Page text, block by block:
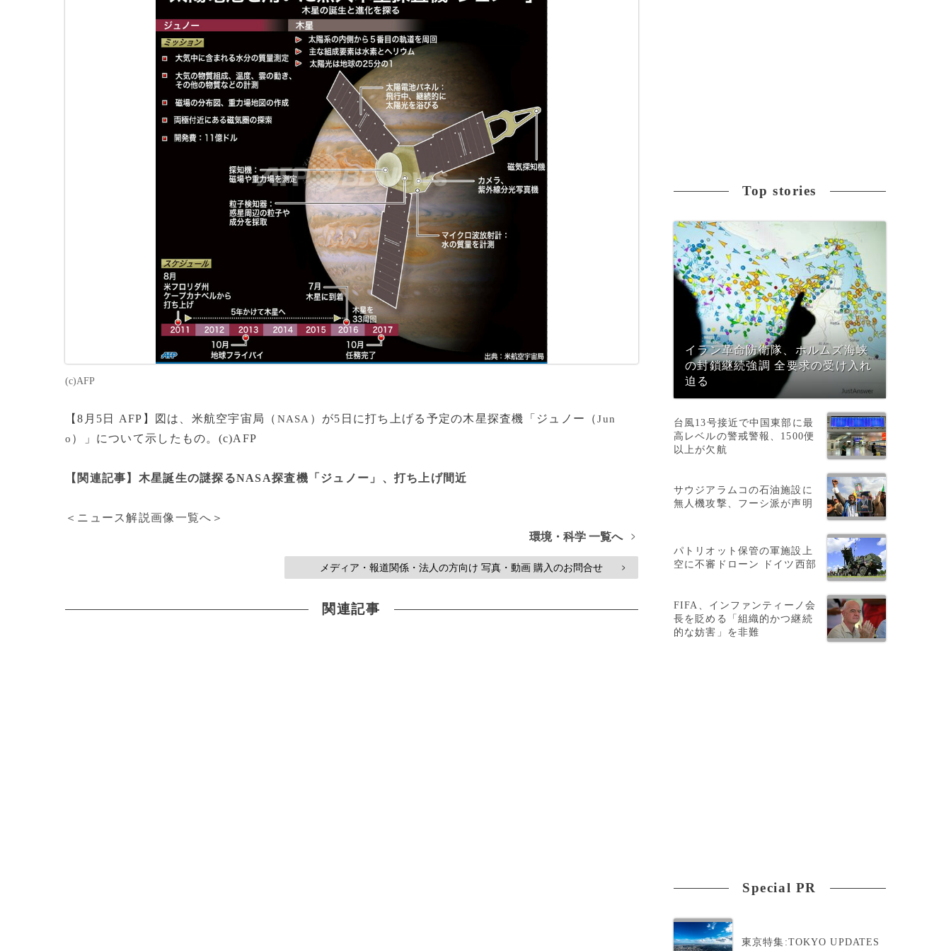
(c)AFP
【8月5日 AFP】図は、米航空宇宙局（ NASA ）が5日に打ち上げる予定の木星探査機「ジュノー（Jun
o ）」について示したもの。(c)AFP
【関連記事】木星誕生の謎探るNASA探査機「ジュノー」、打ち上げ間近
＜ニュース解説画像一覧へ＞
環境・科学 一覧へ
>
メディア・報道関係・法人の方向け 写真・動画 購入のお問合せ >
関連記事
Top stories
イラン革命防衛隊、ホルムズ海峡
の封鎖継続強調 全要求の受け入れ
迫る
台風13号接近で中国東部に最
高レベルの警戒警報、1500便
以上が欠航
サウジアラムコの石油施設に
無人機攻撃、フーシ派が声明
パトリオット保管の軍施設上
空に不審ドローン ドイツ西部
FIFA、インファンティーノ会
長を貶める「組織的かつ継続
的な妨害」を非難
Special PR
東京特集:TOKYO UPDATES